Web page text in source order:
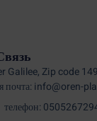
Galilee, Zip code
почта: info@oren-
телефон: